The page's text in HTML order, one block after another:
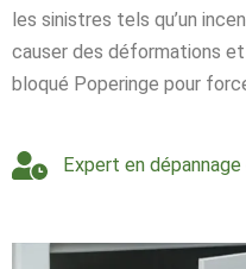
les sinistres tels qu’un
causer des déformations
bloqué Poperinge pour
Expert en